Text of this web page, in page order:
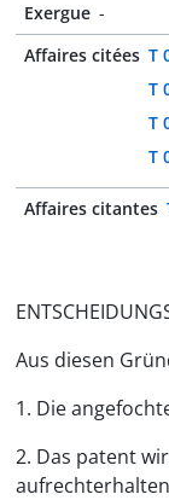
Exergue -
Affaires citées T
T
T
T
Affaires citantes
Aus diesen
1. Die
2. Das patent